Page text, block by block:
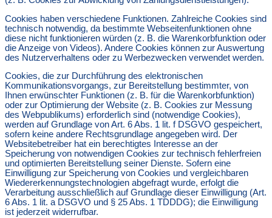
Cookies haben verschiedene Funktionen. Zahlreiche Cookies sind
technisch notwendig, da bestimmte Webseitenfunktionen ohne
diese nicht funktionieren würden (z. B. die Warenkorbfunktion oder
die Anzeige von Videos). Andere Cookies können zur Auswertung
des Nutzerverhaltens oder zu Werbezwecken verwendet werden.
Cookies, die zur Durchführung des elektronischen
Kommunikationsvorgangs, zur Bereitstellung bestimmter, von
Ihnen erwünschter Funktionen (z. B. für die Warenkorbfunktion)
oder zur Optimierung der Website (z. B. Cookies zur Messung
des Webpublikums) erforderlich sind (notwendige Cookies),
werden auf Grundlage von Art. 6 Abs. 1 lit. f DSGVO gespeichert,
sofern keine andere Rechtsgrundlage angegeben wird. Der
Websitebetreiber hat ein berechtigtes Interesse an der
Speicherung von notwendigen Cookies zur technisch fehlerfreien
und optimierten Bereitstellung seiner Dienste. Sofern eine
Einwilligung zur Speicherung von Cookies und vergleichbaren
Wiedererkennungstechnologien abgefragt wurde, erfolgt die
Verarbeitung ausschließlich auf Grundlage dieser Einwilligung (Art.
6 Abs. 1 lit. a DSGVO und § 25 Abs. 1 TDDDG); die Einwilligung
ist jederzeit widerrufbar.